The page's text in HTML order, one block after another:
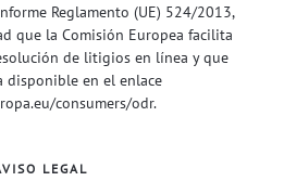
Reglamento (UE) 524/2013,
que la Comisión Europea facilita
de litigios en línea y que
disponible en el enlace
consumers/odr.
LEGAL